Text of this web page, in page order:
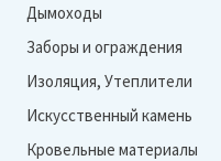
Дымоходы
Заборы и ограждения
Изоляция, Утеплители
Искусственный камень
Кровельные материалы